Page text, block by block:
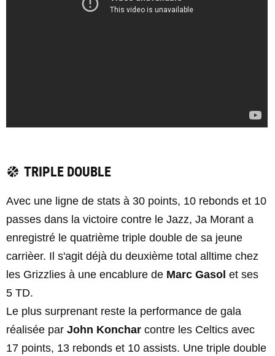
TRIPLE DOUBLE
Avec une ligne de stats à 30 points, 10 rebonds et 10
passes dans la victoire contre le Jazz, Ja Morant a
enregistré le quatrième triple double de sa jeune
carrièer. Il s'agit déjà du deuxième total alltime chez
les Grizzlies à une encablure de Marc Gasol et ses
5 TD.
Le plus surprenant reste la performance de gala
réalisée par John Konchar contre les Celtics avec
17 points, 13 rebonds et 10 assists. Une triple double